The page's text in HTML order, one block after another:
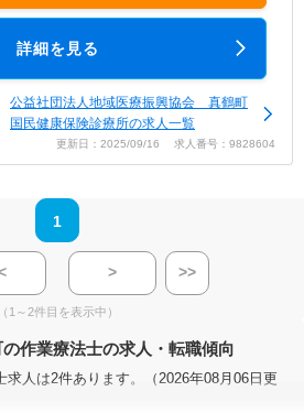
詳細を見る
公益社団法人地域医療振興協会 真鶴町
国民健康保険診療所の求人一覧
更新日：2025/09/16 求人番号：9828604
1
> >>
（1～2件目を表示中）
作業療法士の求人・転職傾向
求人は2件あります。（2026年08月06日更